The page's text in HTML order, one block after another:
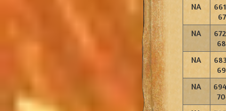
NA
NA
NA
NA